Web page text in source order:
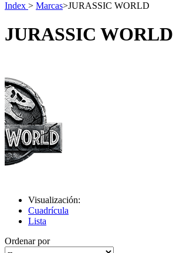
Index > Marcas>JURASSIC WORLD
JURASSIC WORLD
Visualización:
Cuadrícula
Lista
Ordenar por